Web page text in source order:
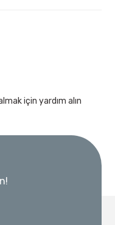
için yardım alın